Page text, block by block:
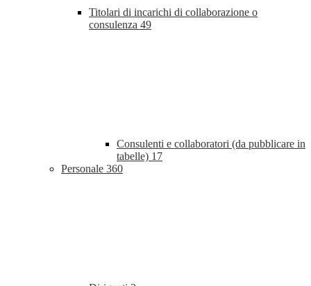
Titolari di incarichi di collaborazione o
consulenza 49
Consulenti e collaboratori (da pubblicare in
tabelle) 17
Personale 360